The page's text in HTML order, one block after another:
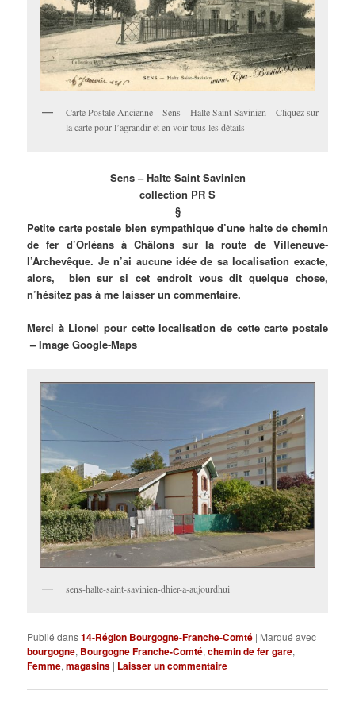
Carte Postale Ancienne – Sens – Halte Saint Savinien – Cliquez sur
la carte pour l’agrandir et en voir tous les détails
Sens – Halte Saint Savinien
collection PR S
§
Petite carte postale bien sympathique d’une halte de chemin
de fer d’Orléans à Châlons sur la route de Villeneuve-
l’Archevêque. Je n’ai aucune idée de sa localisation exacte,
alors, bien sur si cet endroit vous dit quelque chose,
n’hésitez pas à me laisser un commentaire.
Merci à Lionel pour cette localisation de cette carte postale
– Image Google-Maps
sens-halte-saint-savinien-dhier-a-aujourdhui
Publié dans14-Région Bourgogne-Franche-Comté | Marqué avec
bourgogne, Bourgogne Franche-Comté,chemin de fer gare,
Femme,magasins | Laisser un commentaire